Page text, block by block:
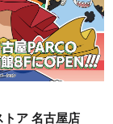
ア 名古屋店